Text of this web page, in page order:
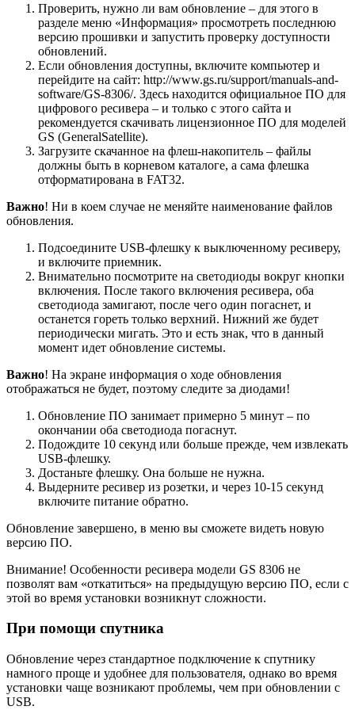
Проверить, нужно ли вам обновление – для этого в
разделе меню «Информация» просмотреть последнюю
версию прошивки и запустить проверку доступности
обновлений.
Если обновления доступны, включите компьютер и
перейдите на сайт: http://www.gs.ru/support/manuals-and-
software/GS-8306/. Здесь находится официальное ПО для
цифрового ресивера – и только с этого сайта и
рекомендуется скачивать лицензионное ПО для моделей
GS (GeneralSatellite).
Загрузите скачанное на флеш-накопитель – файлы
должны быть в корневом каталоге, а сама флешка
отформатирована в FAT32.
Важно! Ни в коем случае не меняйте наименование файлов
обновления.
Подсоедините USB-флешку к выключенному ресиверу,
и включите приемник.
Внимательно посмотрите на светодиоды вокруг кнопки
включения. После такого включения ресивера, оба
светодиода замигают, после чего один погаснет, и
останется гореть только верхний. Нижний же будет
периодически мигать. Это и есть знак, что в данный
момент идет обновление системы.
Важно! На экране информация о ходе обновления
отображаться не будет, поэтому следите за диодами!
Обновление ПО занимает примерно 5 минут – по
окончании оба светодиода погаснут.
Подождите 10 секунд или больше прежде, чем извлекать
USB-флешку.
Достаньте флешку. Она больше не нужна.
Выдерните ресивер из розетки, и через 10-15 секунд
включите питание обратно.
Обновление завершено, в меню вы сможете видеть новую
версию ПО.
Внимание! Особенности ресивера модели GS 8306 не
позволят вам «откатиться» на предыдущую версию ПО, если с
этой во время установки возникнут сложности.
При помощи спутника
Обновление через стандартное подключение к спутнику
намного проще и удобнее для пользователя, однако во время
установки чаще возникают проблемы, чем при обновлении с
USB.